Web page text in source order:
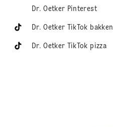
Dr. Oetker Pinterest
Dr. Oetker TikTok bakken
Dr. Oetker TikTok pizza